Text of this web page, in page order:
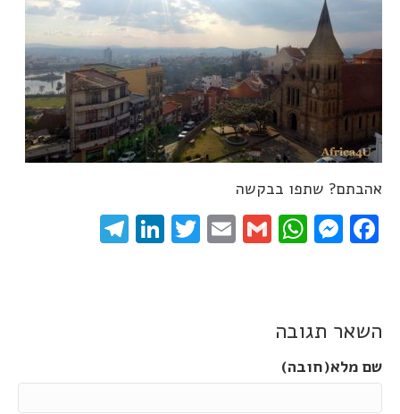
אהבתם? שתפו בבקשה
Facebook
Messenger
WhatsApp
Gmail
Email
Twitter
LinkedIn
השאר תגובה
שם מלא(חובה)